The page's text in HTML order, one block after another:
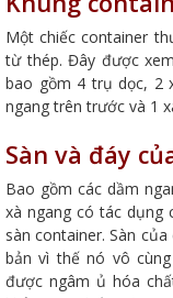
Một chiếc container
từ thép. Đây được
bao gồm 4 trụ dọc, 2
ngang trên trước và 1
Sàn và đáy
Bao gồm các dầm
xà ngang có tác dụng
sàn container. Sàn
bản vì thế nó vô
được ngâm ủ hóa